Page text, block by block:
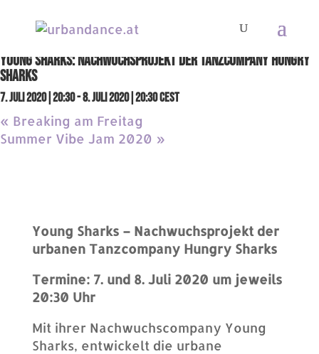
« Alle Veranstaltungen
Young Sharks: Nachwuchsprojekt der Tanzcompany Hungry
Sharks
7. Juli 2020|20:30-8. Juli 2020|20:30CEST
« Breaking am Freitag
Summer Vibe Jam 2020 »
Young Sharks – Nachwuchsprojekt der
urbanen Tanzcompany Hungry Sharks
Termine: 7. und 8. Juli 2020 um jeweils
20:30 Uhr
Mit ihrer Nachwuchscompany Young
Sharks, entwickelt die urbane